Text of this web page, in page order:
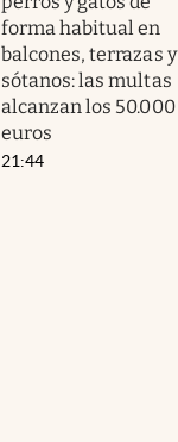
forma habitual en
balcones, terrazas y
sótanos: las multas
alcanzan los 50.000
euros
21:44